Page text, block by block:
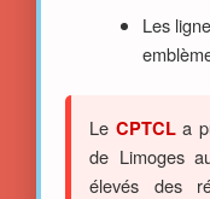
Les
Le CPTCLa
de Limoges
élevés des